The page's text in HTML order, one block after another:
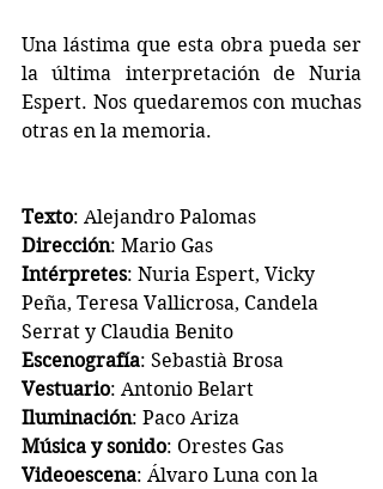
Una lástima que esta obra pueda ser
la última interpretación de Nuria
Espert. Nos quedaremos con muchas
otras en la memoria.
Texto: Alejandro Palomas
Dirección: Mario Gas
Intérpretes: Nuria Espert, Vicky
Peña, Teresa Vallicrosa, Candela
Serrat y Claudia Benito
Escenografía: Sebastià Brosa
Vestuario: Antonio Belart
Iluminación: Paco Ariza
Música y sonido: Orestes Gas
Videoescena: Álvaro Luna con la